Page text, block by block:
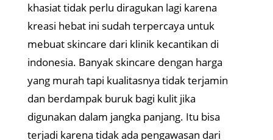
khasiat tidak perlu diragukan lagi karena
kreasi hebat ini sudah terpercaya untuk
mebuat skincare dari klinik kecantikan di
indonesia. Banyak skincare dengan harga
yang murah tapi kualitasnya tidak terjamin
dan berdampak buruk bagi kulit jika
digunakan dalam jangka panjang. Itu bisa
terjadi karena tidak ada pengawasan dari